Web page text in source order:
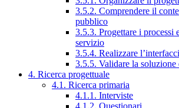
3.5.2. Comprendere il
pubblico
3.5.3. Progettare i processi
servizio
3.5.4. Realizzare
3.5.5. Validare la soluzione
4. Ricerca progettuale
4.1. Ricerca primaria
4.1.1. Interviste
4.1.2. Questionari